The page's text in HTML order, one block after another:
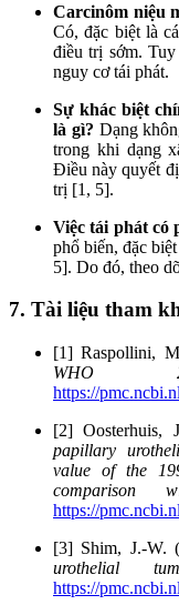
Carcinôm niệu
Có, đặc biệt là
điều trị sớm.
nguy cơ tái phát.
Sự khác biệt
là gì? Dạng
trong khi dạng
Điều này quyết
trị [1, 5].
Việc tái phát có
phổ biến, đặc
5]. Do đó, theo
7. Tài liệu tham
[1] Raspollini,
WHO
https://
[2] Oosterhuis,
papillary
value of the
comparison
https://
[3] Shim, J.-W.
urothelial
https://